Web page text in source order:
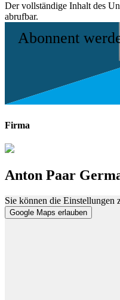
Der vollständige Inhalt des
abrufbar.
Abonnent
Firma
Anton Paar
Sie können die Einstellungen
Google Maps erlauben